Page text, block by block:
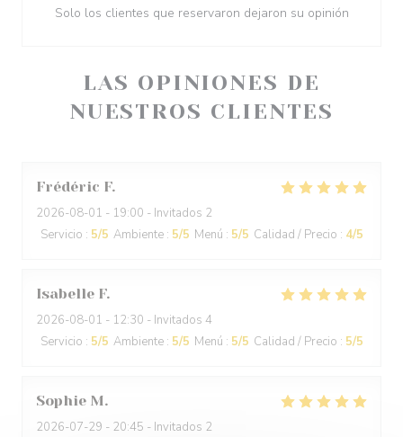
LAS OPINIONES DE
NUESTROS CLIENTES
Frédéric F
2026-08-01 - 19:00 - Invitados 2
Servicio : 5/5 Ambiente : 5/5 Menú : 5/5 Calidad / Precio : 4/5
Isabelle F
2026-08-01 - 12:30 - Invitados 4
Servicio : 5/5 Ambiente : 5/5 Menú : 5/5 Calidad / Precio : 5/5
Sophie M
2026-07-29 - 20:45 - Invitados 2
Solo los clientes que reservaron dejaron su opinión